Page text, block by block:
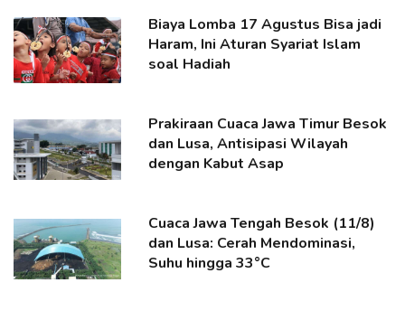
Biaya Lomba 17 Agustus Bisa jadi
Haram, Ini Aturan Syariat Islam
soal Hadiah
Prakiraan Cuaca Jawa Timur Besok
dan Lusa, Antisipasi Wilayah
dengan Kabut Asap
Cuaca Jawa Tengah Besok (11/8)
dan Lusa: Cerah Mendominasi,
Suhu hingga 33°C